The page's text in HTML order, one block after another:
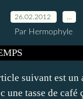
26.02.2012
Par Hermophyle
suivant est
tasse de café